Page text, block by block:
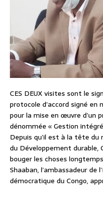
CES DEUX visites sont le
protocole d’accord signé en
pour la mise en œuvre d’un
dénommée « Gestion
Depuis qu’il est à la tête du
du Développement durable,
bouger les choses
Shaaban, l’ambassadeur de
démocratique du Congo,